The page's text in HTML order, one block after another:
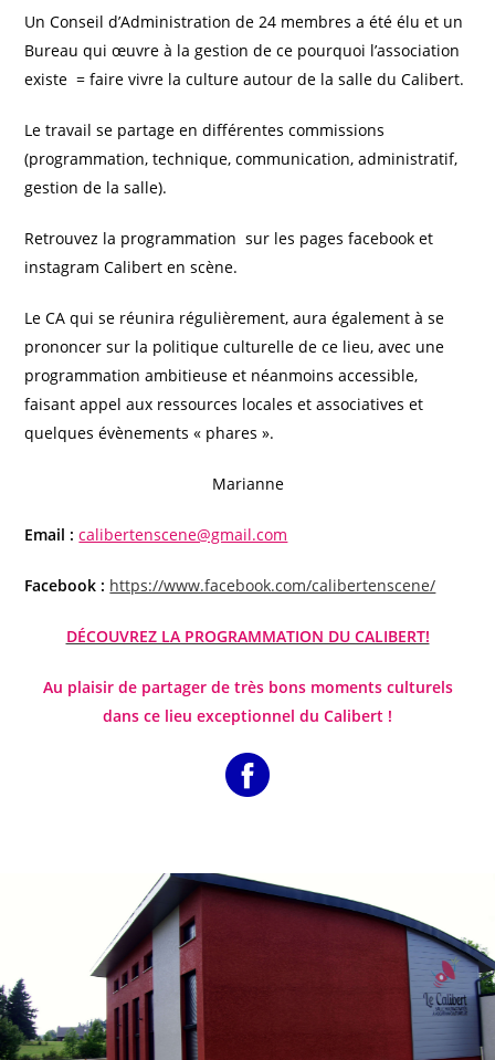
Un Conseil d’Administration de 24 membres a été élu et un
Bureau qui œuvre à la gestion de ce pourquoi l’association
existe = faire vivre la culture autour de la salle du Calibert.
Le travail se partage en différentes commissions
(programmation, technique, communication, administratif,
gestion de la salle).
Retrouvez la programmation sur les pages facebook et
instagram Calibert en scène.
Le CA qui se réunira régulièrement, aura également à se
prononcer sur la politique culturelle de ce lieu, avec une
programmation ambitieuse et néanmoins accessible,
faisant appel aux ressources locales et associatives et
quelques évènements « phares ».
Marianne
Email : calibertenscene@gmail.com
Facebook : https://www.facebook.com/calibertenscene/
DÉCOUVREZ LA PROGRAMMATION DU CALIBERT!
Au plaisir de partager de très bons moments culturels
dans ce lieu exceptionnel du Calibert !